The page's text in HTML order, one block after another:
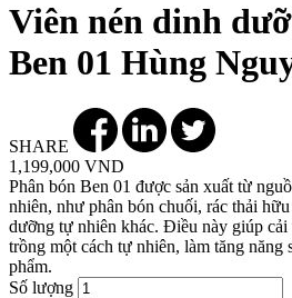
Viên nén dinh
Ben 01 Hùng
SHARE
1,199,000 VND
Phân bón Ben 01 được sản xuất từ
nhiên, như phân bón chuối, rác thải
dưỡng tự nhiên khác. Điều này giúp cải
trồng một cách tự nhiên, làm tăng năng
phẩm.
Số lượng